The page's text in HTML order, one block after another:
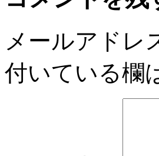
メールアドレ
付いている欄